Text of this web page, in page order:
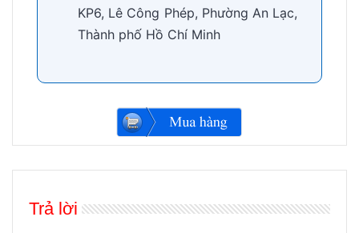
KP6, Lê Công Phép, Phường An Lạc,
Thành phố Hồ Chí Minh
Trả lời